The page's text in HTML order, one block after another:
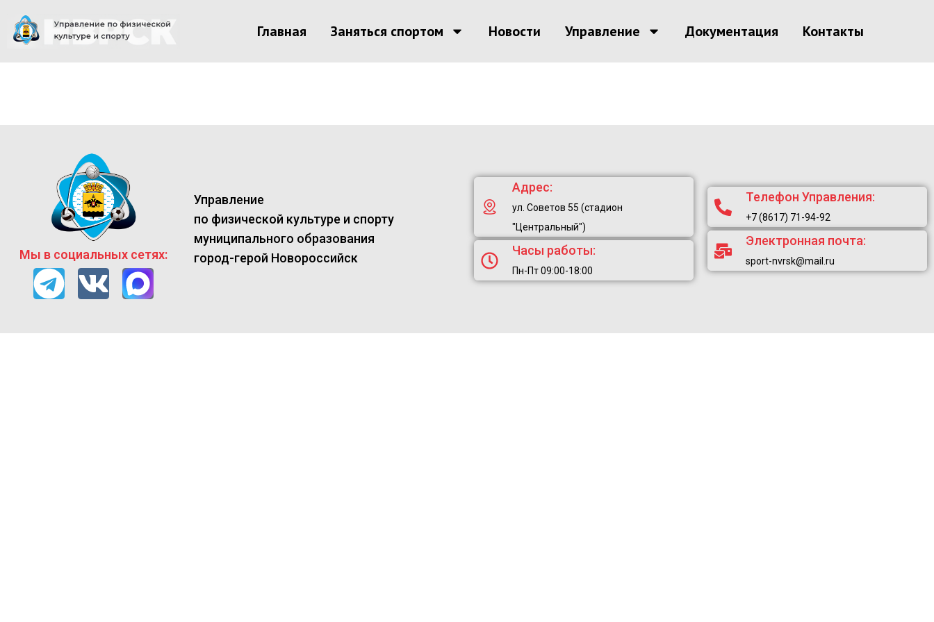
Главная Заняться спортом Новости Управление Документация Контакты
Мы в социальных сетях:
Управление
по физической культуре и спорту
муниципального образования
город-герой Новороссийск
Адрес:
ул. Советов 55 (стадион
"Центральный")
Часы работы:
Пн-Пт 09:00-18:00
Телефон Управления:
+7 (8617) 71-94-92
Электронная почта:
sport-nvrsk@mail.ru